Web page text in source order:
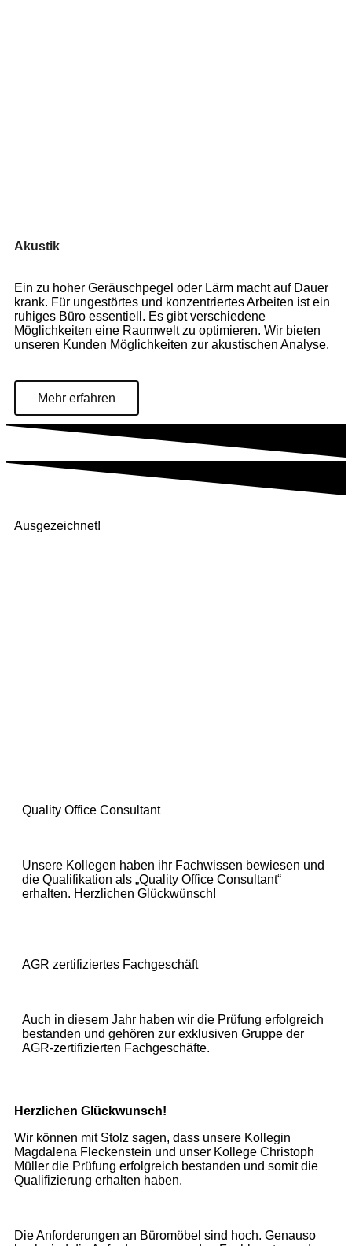
Akustik
Ein zu hoher Geräuschpegel oder Lärm macht auf Dauer
krank. Für ungestörtes und konzentriertes Arbeiten ist ein
ruhiges Büro essentiell. Es gibt verschiedene
Möglichkeiten eine Raumwelt zu optimieren. Wir bieten
unseren Kunden Möglichkeiten zur akustischen Analyse.
Mehr erfahren
Ausgezeichnet!
Quality Office Consultant
Unsere Kollegen haben ihr Fachwissen bewiesen und
die Qualifikation als „Quality Office Consultant“
erhalten. Herzlichen Glückwünsch!
AGR zertifiziertes Fachgeschäft
Auch in diesem Jahr haben wir die Prüfung erfolgreich
bestanden und gehören zur exklusiven Gruppe der
AGR-zertifizierten Fachgeschäfte.
Herzlichen Glückwunsch!
Wir können mit Stolz sagen, dass unsere Kollegin
Magdalena Fleckenstein und unser Kollege Christoph
Müller die Prüfung erfolgreich bestanden und somit die
Qualifizierung erhalten haben.
Die Anforderungen an Büromöbel sind hoch. Genauso